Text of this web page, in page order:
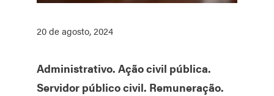
20 de agosto, 2024
Administrativo. Ação civil pública.
Servidor público civil. Remuneração.